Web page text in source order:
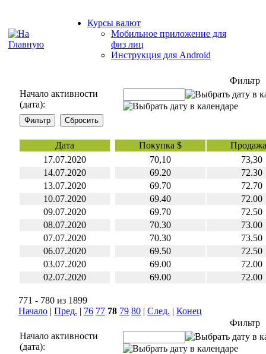
Курсы валют
Мобильное приложение для
физ лиц
Инструкция для Android
Фильтр
Начало активности
(дата):
Дата Покупка $
17.07.2020
70,10
73,30
14.07.2020
69.20
72.30
13.07.2020
69.70
72.70
10.07.2020
69.40
72.00
09.07.2020
69.70
72.50
08.07.2020
70.30
73.00
07.07.2020
70.30
73.50
06.07.2020
69.50
72.50
03.07.2020
69.00
72.00
02.07.2020
69.00 72.00
771 - 780 из 1899
Начало | Пред. | 76 77 78 79 80 | След. | Конец
Фильтр
Начало активности
(дата):